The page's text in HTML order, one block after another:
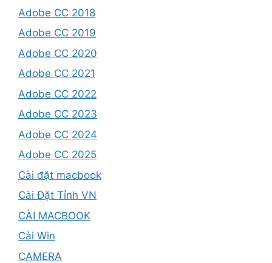
Adobe CC 2018
Adobe CC 2019
Adobe CC 2020
Adobe CC 2021
Adobe CC 2022
Adobe CC 2023
Adobe CC 2024
Adobe CC 2025
Cài đặt macbook
Cài Đặt Tỉnh VN
CÀI MACBOOK
Cài Win
CAMERA